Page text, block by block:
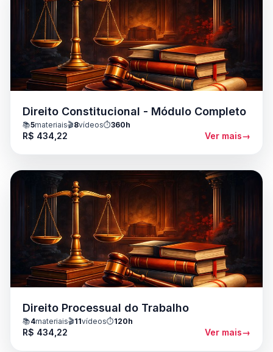
Direito Constitucional - Módulo Completo
📚5materiais🎬8vídeos⏱️360h
R$ 434,22 Ver mais→
Direito Processual do Trabalho
📚4materiais🎬11vídeos⏱️120h
R$ 434,22 Ver mais→